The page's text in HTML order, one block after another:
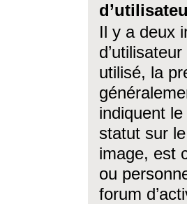
Il y a deux
utilisé, la
indiquent
statut sur
image, est
ou
forum